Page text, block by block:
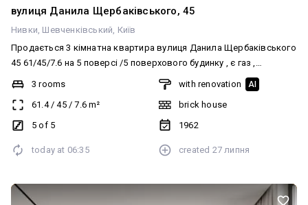
вулиця Данила Щербаківського, 45
Нивки Шевченківський Київ
Продається 3 кімнатна квартира вулиця Данила Щербаківського
45 61/45/7.6 на 5 поверсі /5 поверхового будинку , є газ ,
розвинена інфраструктура, базар, аптека , магазини , рядом парк
, вікна виходять у двір та на вулицю Щербаківського
3 rooms
61.4/45/7.6m²
5 of 5
with renovation AI
brick house
1962
today at 06:35 created 27 липня